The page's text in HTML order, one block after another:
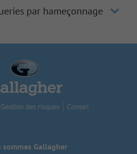
par hameçonnage
sommes Gallagher